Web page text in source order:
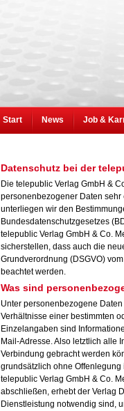
Start News Job &
Datenschutz bei der
Die telepublic Verlag GmbH &
personenbezogener Daten
unterliegen wir den
Bundesdatenschutzgesetzes
telepublic Verlag GmbH & Co.
sicherstellen, dass auch die
Grundverordnung (DSGVO)
beachtet werden.
Was sind
Unter personenbezogene
Verhältnisse einer bestimmten
Einzelangaben sind
Mail-Adresse. Also letztlich alle
Verbindung gebracht werden
grundsätzlich ohne
telepublic Verlag GmbH & Co.
abschließen, erhebt der Verlag
Dienstleistung notwendig sind,